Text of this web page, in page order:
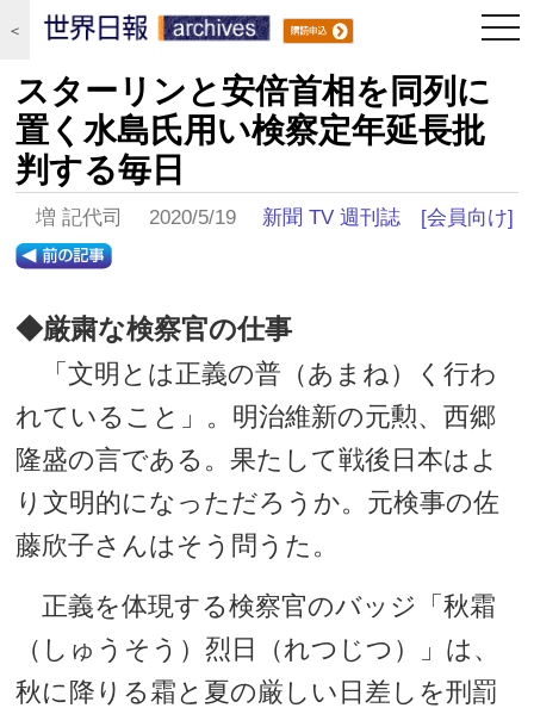
＜
スターリンと安倍首相を同列に
置く水島氏用い検察定年延長批
判する毎日
増 記代司 2020/5/19 新聞 TV 週刊誌 [会員向け]
◆厳粛な検察官の仕事
「文明とは正義の普（あまね）く行わ
れていること」。明治維新の元勲、西郷
隆盛の言である。果たして戦後日本はよ
り文明的になっただろうか。元検事の佐
藤欣子さんはそう問うた。
正義を体現する検察官のバッジ「秋霜
（しゅうそう）烈日（れつじつ）」は、
秋に降りる霜と夏の厳しい日差しを刑罰